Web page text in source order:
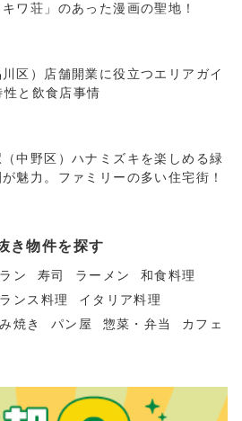
ワ荘」のあった漫画の聖地！
川区）店舗開業に役立つエリアガイ
性と飲食店事情
中野区）ハナミズキを楽しめる緑
魅力。ファミリーの多い住宅街！
き物件を探す
ン 寿司 ラーメン
和食料理
ンス料理
イタリア料理
焼き パン屋 惣菜・弁当
カフェ